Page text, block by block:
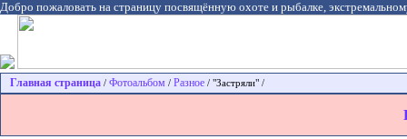
Добро пожаловать на страницу посвящённую охоте и рыбалке,
Главная страница / Фотоальбом / Разное / "Застряли" /